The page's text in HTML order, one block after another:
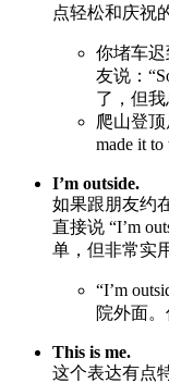
点轻松和庆祝
你堵车
友说：
了，但
爬山登
made it
I’m outside.
如果跟朋友约
直接说 “I’m
单，但非常实
“I’m
院外面
This is me.
这个表达有点